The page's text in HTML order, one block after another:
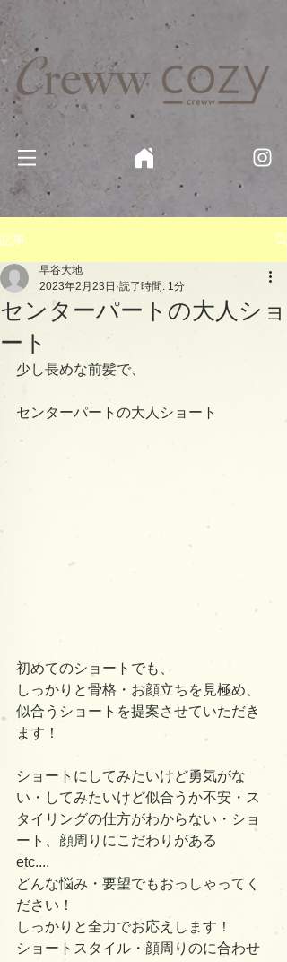
京都・四条 烏丸の美容室・美容院【Creww KYOTO (クルー)】【cozy creww(コージークルー)】 京都市 ヘ
記事
センターパートの大人ショ
ート
早谷大地
2023年2月23日 読了時間: 1分
少し長めな前髪で、
センターパートの大人ショート
初めてのショートでも、
しっかりと骨格・お顔立ちを見極め、
似合うショートを提案させていただき
ます！
ショートにしてみたいけど勇気がな
い・してみたいけど似合うか不安・ス
タイリングの仕方がわからない・ショ
ート、顔周りにこだわりがある
etc....
どんな悩み・要望でもおっしゃってく
ださい！
しっかりと全力でお応えします！
ショートスタイル・顔周りのに合わせ